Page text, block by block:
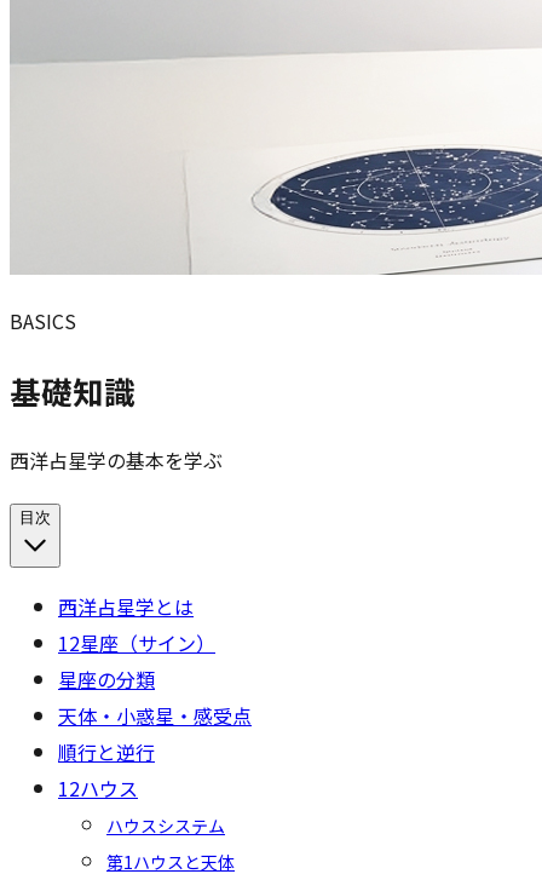
BASICS
基礎知識
西洋占星学の基本を学ぶ
目次
西洋占星学とは
12星座（サイン）
星座の分類
天体・小惑星・感受点
順行と逆行
12ハウス
ハウスシステム
第1ハウスと天体